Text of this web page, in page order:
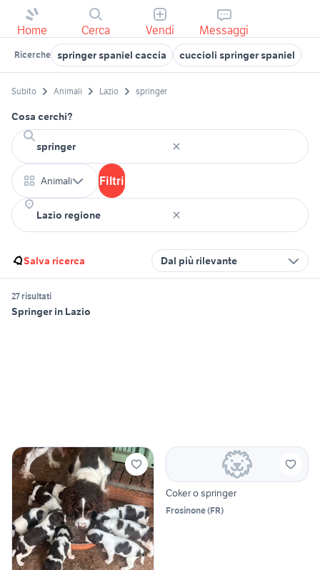
Home Cerca Vendi Messaggi
Ricerche springer spaniel caccia cuccioli springer spaniel
Subito Animali Lazio springer
Cosa cerchi?
Animali Filtri
Salva ricerca Dal più rilevante
27 risultati
Springer in Lazio
Coker o springer
Frosinone(FR)